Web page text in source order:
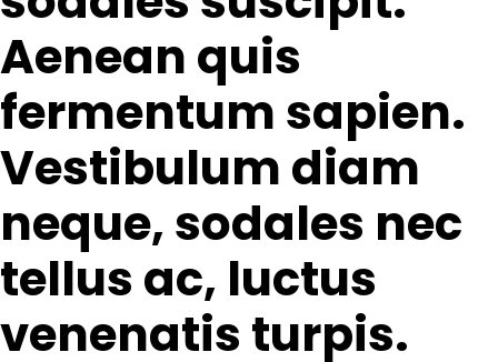
Aenean quis
fermentum sapien.
Vestibulum diam
neque, sodales nec
tellus ac, luctus
venenatis turpis.